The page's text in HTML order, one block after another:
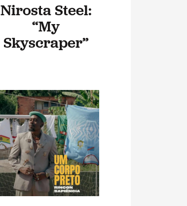
Nirosta Steel:
“My
Skyscraper”